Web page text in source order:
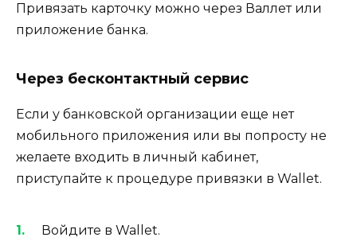
Привязать карточку можно через Валлет или
приложение банка.
Через бесконтактный сервис
Если у банковской организации еще нет
мобильного приложения или вы попросту не
желаете входить в личный кабинет,
приступайте к процедуре привязки в Wallet.
Войдите в Wallet.